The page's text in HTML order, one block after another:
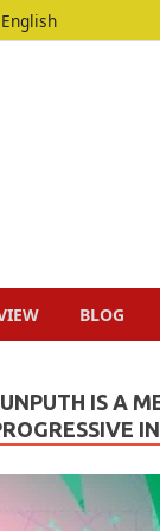
English
BLOG
IS A